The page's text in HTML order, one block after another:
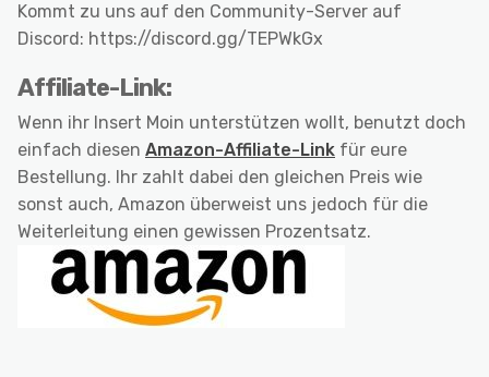
Kommt zu uns auf den Community-Server auf
Discord: https://discord.gg/TEPWkGx
Affiliate-Link:
Wenn ihr Insert Moin unterstützen wollt, benutzt doch
einfach diesen Amazon-Affiliate-Link für eure
Bestellung. Ihr zahlt dabei den gleichen Preis wie
sonst auch, Amazon überweist uns jedoch für die
Weiterleitung einen gewissen Prozentsatz.